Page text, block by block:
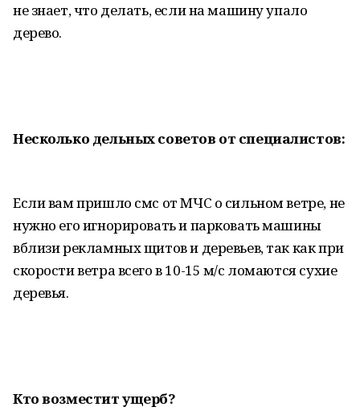
не знает, что делать, если на машину упало
дерево.
Несколько дельных советов от специалистов:
Если вам пришло смс от МЧС о сильном ветре, не
нужно его игнорировать и парковать машины
вблизи рекламных щитов и деревьев, так как при
скорости ветра всего в 10-15 м/с ломаются сухие
деревья.
Кто возместит ущерб?